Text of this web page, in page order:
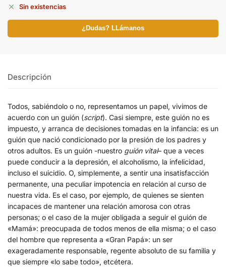
Sin existencias
¿Dudas? LLámanos
Descripción
Todos, sabiéndolo o no, representamos un papel, vivimos de
acuerdo con un guión (script). Casi siempre, este guión no es
impuesto, y arranca de decisiones tomadas en la infancia: es un
guión que nació condicionado por la presión de los padres y
otros adultos. Es un guión -nuestro guión vital– que a veces
puede conducir a la depresión, el alcoholismo, la infelicidad,
incluso el suicidio. O, simplemente, a sentir una insatisfacción
permanente, una peculiar impotencia en relación al curso de
nuestra vida. Es el caso, por ejemplo, de quienes se sienten
incapaces de mantener una relación amorosa con otras
personas; o el caso de la mujer obligada a seguir el guión de
«Mamá»: preocupada de todos menos de ella misma; o el caso
del hombre que representa a «Gran Papá»: un ser
exageradamente responsable, regente absoluto de su familia y
que siempre «lo sabe todo», etcétera.